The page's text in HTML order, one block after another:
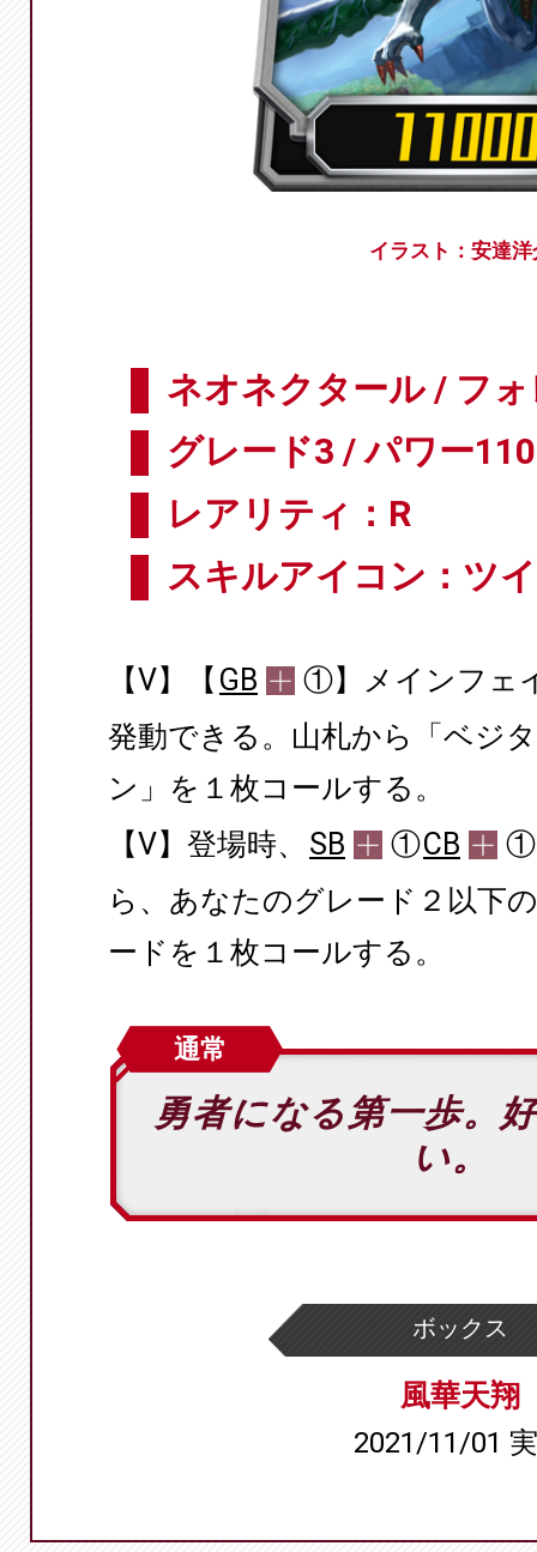
イラスト：安達洋
ネオネクタール / フ
グレード3 / パワー
レアリティ：R
スキルアイコン：ツ
【V】【 GB
①】メインフェ
発動できる。山札から「ベジ
ン」を１枚コールする。
【V】登場時、
SB ①CB
①
ら、あなたのグレード２以下
ードを１枚コールする。
通常
勇者になる第一歩。
い。
ボックス
風華天翔
2021/11/01